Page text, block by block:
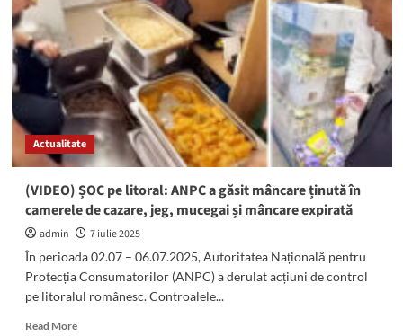
date
ANPC.
Piedone:
„Veniți
pe
litoral!
Suntem
vigilenți
pentru
dumneavoastră”
Actualitate
(VIDEO) ȘOC pe litoral: ANPC a găsit mâncare ținută în
camerele de cazare, jeg, mucegai și mâncare expirată
admin
7 iulie 2025
În perioada 02.07 – 06.07.2025, Autoritatea Națională pentru
Protecția Consumatorilor (ANPC) a derulat acțiuni de control
pe litoralul românesc. Controalele...
Read MoreRead